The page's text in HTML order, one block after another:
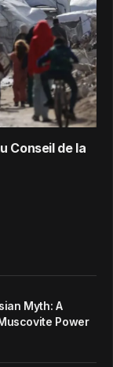
Conseil de la
Myth: A
Power